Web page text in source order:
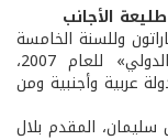
الأجانب
وللسنة الخامسة
على التوالي سباق «بلوم بيروت ماراتون الدولي» للعام 2007،
حوالى 30 ألف عداء وعداءة من 65 دولة عربية وأجنبية ومن
المقدم بلال